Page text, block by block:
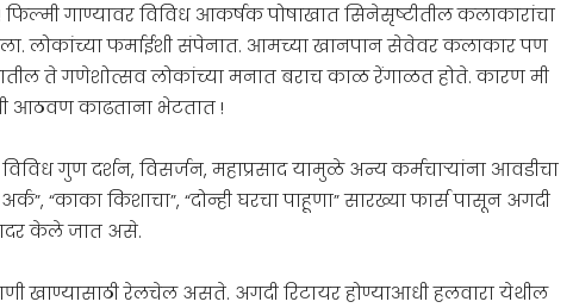
फिल्मी गाण्यावर विविध आकर्षक पोषाखात सिनेसृष्टीतील कलाकारांचा
लोकांच्या फर्माईशी संपेनात. आमच्या खानपान सेवेवर कलाकार पण
ते गणेशोत्सव लोकांच्या मनात बराच काळ रेंगाळत होते. कारण मी
आठवण काढताना भेटतात !
गुण दर्शन, विसर्जन, महाप्रसाद यामुळे अन्य कर्मचाऱ्यांना आवडीचा
“काका किशाचा”, “दोन्ही घरचा पाहूणा” सारख्या फार्स पासून अगदी
केले जात असे.
खाण्यासाठी रेलचेल असते. अगदी रिटायर होण्याआधी हलवारा येथील